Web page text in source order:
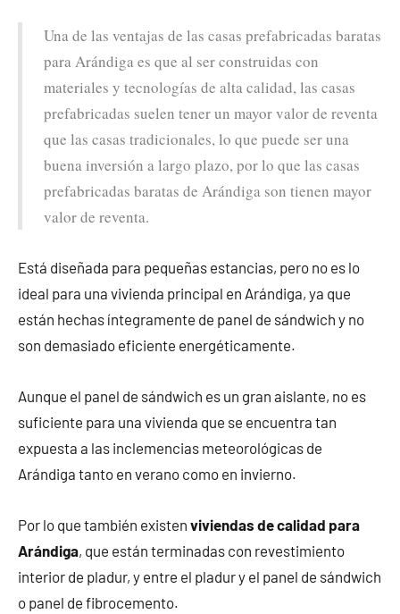
Una de las ventajas de las casas prefabricadas baratas
para Arándiga es que al ser construidas con
materiales y tecnologías de alta calidad, las casas
prefabricadas suelen tener un mayor valor de reventa
que las casas tradicionales, lo que puede ser una
buena inversión a largo plazo, por lo que las casas
prefabricadas baratas de Arándiga son tienen mayor
valor de reventa.
Está diseñada para pequeñas estancias, pero no es lo
ideal para una vivienda principal en Arándiga, ya que
están hechas íntegramente de panel de sándwich y no
son demasiado eficiente energéticamente.
Aunque el panel de sándwich es un gran aislante, no es
suficiente para una vivienda que se encuentra tan
expuesta a las inclemencias meteorológicas de
Arándiga tanto en verano como en invierno.
Por lo que también existen viviendas de calidad para
Arándiga, que están terminadas con revestimiento
interior de pladur, y entre el pladur y el panel de sándwich
o panel de fibrocemento.